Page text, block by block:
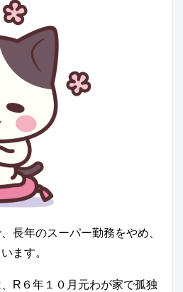
長年のスーパー勤務をやめ、
ます。
R６年１０月元わが家で孤独